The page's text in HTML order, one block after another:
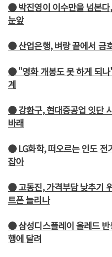
● 박진영이 이수만을 넘본다
눈앞
● 산업은행, 벼랑 끝에서 금
● "영화 개봉도 못 하게 되
계
● 강환구, 현대중공업 잇단
바래
● LG화학, 떠오르는 인도 전
잡아
● 고동진, 가격부담 낮추기
트폰 늘리나
● 삼성디스플레이 올레드
행에 달려